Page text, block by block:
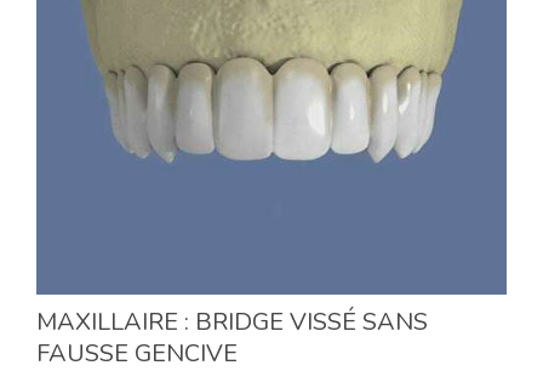
MAXILLAIRE : BRIDGE VISSÉ SANS
FAUSSE GENCIVE